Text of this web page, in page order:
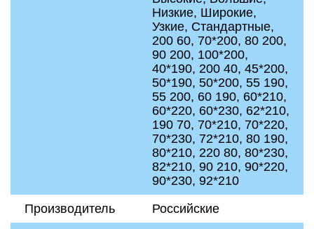
Низкие, Широкие,
Узкие, Стандартные,
200 60, 70*200, 80 200,
90 200, 100*200,
40*190, 200 40, 45*200,
50*190, 50*200, 55 190,
55 200, 60 190, 60*210,
60*220, 60*230, 62*210,
190 70, 70*210, 70*220,
70*230, 72*210, 80 190,
80*210, 220 80, 80*230,
82*210, 90 210, 90*220,
90*230, 92*210
Производитель
Российские